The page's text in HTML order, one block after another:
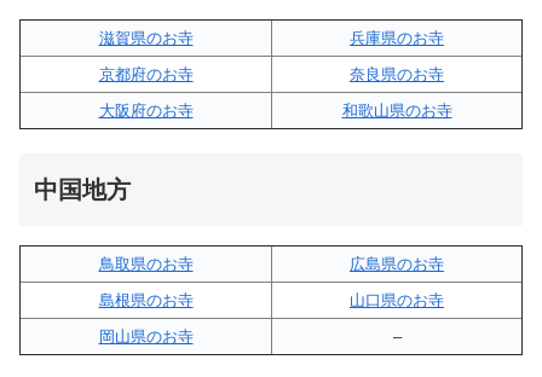
滋賀県のお寺
兵庫県のお寺
京都府のお寺
奈良県のお寺
大阪府のお寺
和歌山県のお寺
中国地方
鳥取県のお寺
広島県のお寺
島根県のお寺
山口県のお寺
岡山県のお寺
–